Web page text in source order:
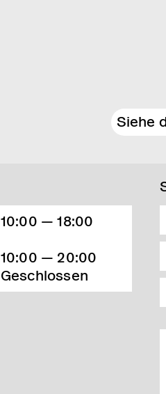
Siehe
10:00 — 18:00
10:00 — 20:00
Geschlossen